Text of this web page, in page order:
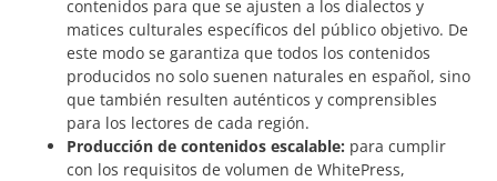
contenidos para que se ajusten a los dialectos y
matices culturales específicos del público objetivo. De
este modo se garantiza que todos los contenidos
producidos no solo suenen naturales en español, sino
que también resulten auténticos y comprensibles
para los lectores de cada región.
Producción de contenidos escalable: para cumplir
con los requisitos de volumen de WhitePress,